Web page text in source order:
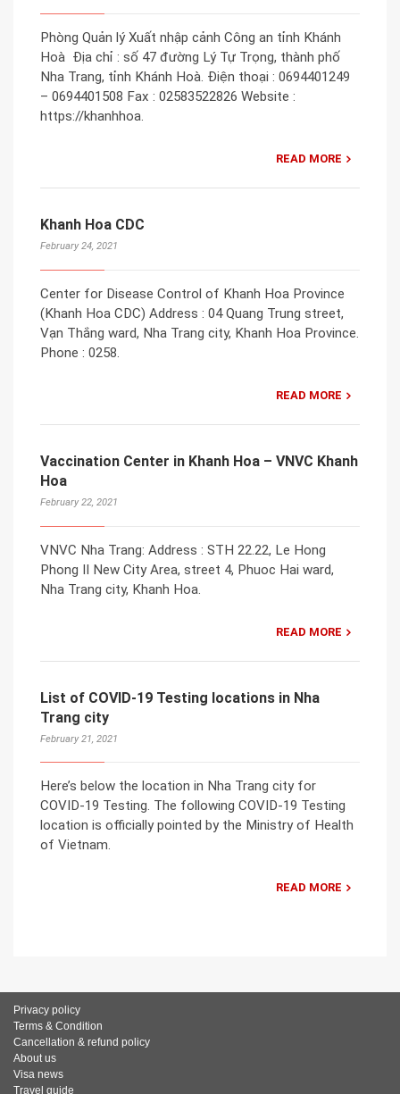
Phòng Quản lý Xuất nhập cảnh Công an tỉnh Khánh
Hoà Địa chỉ : số 47 đường Lý Tự Trọng, thành phố
Nha Trang, tỉnh Khánh Hoà. Điện thoại : 0694401249
– 0694401508 Fax : 02583522826 Website :
https://khanhhoa.
READ MORE
Khanh Hoa CDC
February 24, 2021
Center for Disease Control of Khanh Hoa Province
(Khanh Hoa CDC) Address : 04 Quang Trung street,
Vạn Thắng ward, Nha Trang city, Khanh Hoa Province.
Phone : 0258.
READ MORE
Vaccination Center in Khanh Hoa – VNVC Khanh
Hoa
February 22, 2021
VNVC Nha Trang: Address : STH 22.22, Le Hong
Phong II New City Area, street 4, Phuoc Hai ward,
Nha Trang city, Khanh Hoa.
READ MORE
List of COVID-19 Testing locations in Nha
Trang city
February 21, 2021
Here’s below the location in Nha Trang city for
COVID-19 Testing. The following COVID-19 Testing
location is officially pointed by the Ministry of Health
of Vietnam.
READ MORE
Privacy policy
Terms & Condition
Cancellation & refund policy
About us
Visa news
Travel guide